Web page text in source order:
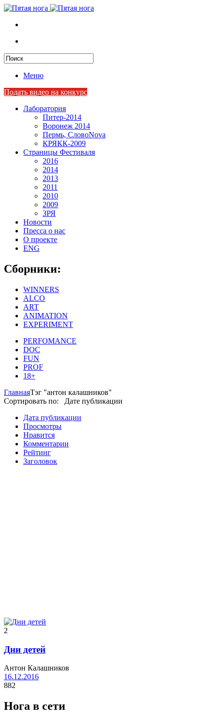
Меню
Подать видео на конкурс
Лаборатория
Питер-2014
Воронеж 2014
Пермь, СловоNova
КРЯКК-2009
Страницы Фестиваля
2016
2014
2013
2011
2010
2009
ЗРЯ
Новости
Пресса о нас
О проекте
ENG
Сборники:
WINNERS
ALCO
ART
ANIMATION
EXPERIMENT
PERFOMANCE
DOC
FUN
PROF
18+
ГлавнаяТэг "антон калашников"
Сортировать по: Дате публикации
Дата публикации
Просмотры
Нравится
Комментарии
Рейтинг
Заголовок
2
Дни детей
Антон Калашников
16.12.2016
882
Нога в сети